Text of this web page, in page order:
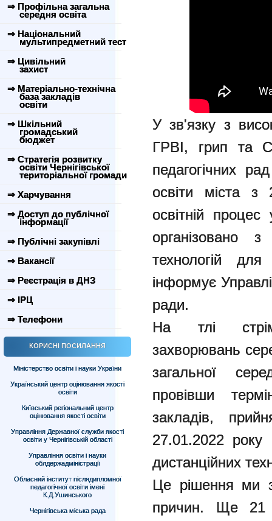
⇒ Профільна загальна
середня освіта
⇒ Національний
мультипредметний тест
⇒ Цивільний
захист
⇒ Матеріально-технічна
база закладів
освіти
⇒ Шкільний
громадський
бюджет
⇒ Стратегія розвитку
освіти Чернігівської
територіальної громади
⇒ Харчування
⇒ Доступ до публічної
інформації
⇒ Публічні закупівлі
⇒ Вакансії
⇒ Реєстрація в ДНЗ
⇒ ІРЦ
⇒ Телефони
КОРИСНІ ПОСИЛАННЯ
Міністерство освіти і науки України
Український центр оцінювання якості
освіти
Київський регіональний центр
оцінювання якості освіти
Управління Державної служби якості
освіти у Чернігівській області
Управління освіти і науки
облдержадміністрації
Обласний інститут післядипломної
педагогічної освіти імені
К.Д.Ушинського
Чернігівська міська рада
У зв'язку з
ГРВІ, грип та
педагогічних
освіти міста
освітній
організовано з
технологій
інформує
ради.
На тлі
захворювань
загальної
провівши
закладів,
27.01.2022 року
дистанційних
Це рішення ми
причин. Ще 21